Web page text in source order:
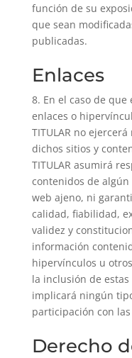
función de su
que sean
publicadas.
Enlaces
8. En el caso de que
enlaces o
TITULAR no
dichos sitios y
TITULAR asumirá
contenidos de
web ajeno, ni
calidad, fiabilidad,
validez y
información
hipervínculos u
la inclusión de
implicará ningún
participación con
Derecho